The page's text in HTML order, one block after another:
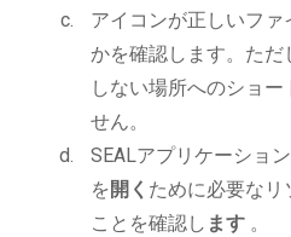
アイコンが正しいファ
かを確認します。ただ
しない場所へのショ
せん。
SEALアプリケーショ
を 開く ために必要なリ
ことを確認し ます 。